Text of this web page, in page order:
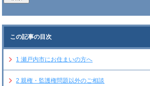
この記事の目次
1 瀬戸内市にお住まいの方へ
2 親権・監護権問題以外のご相談